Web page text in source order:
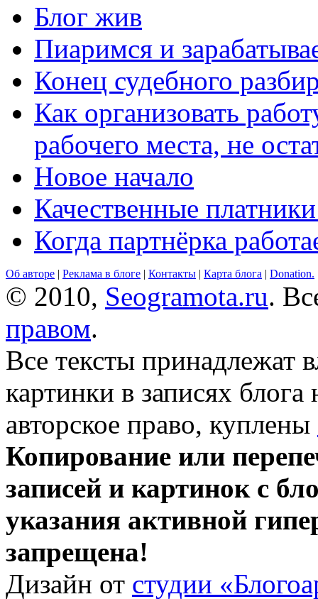
Блог жив
Пиаримся и
Конец судебного
Как организовать
рабочего места, не
Новое начало
Качественные
Когда партнёрка
Об авторе | Реклама в блоге | Контакты | Карта блога | Donation.
© 2010, Seogramota.ru.
правом.
Все тексты принадлежат
картинки в записях
авторское право, куплены
Копирование или
записей и картинок с
указания активной
запрещена!
Дизайн от студии